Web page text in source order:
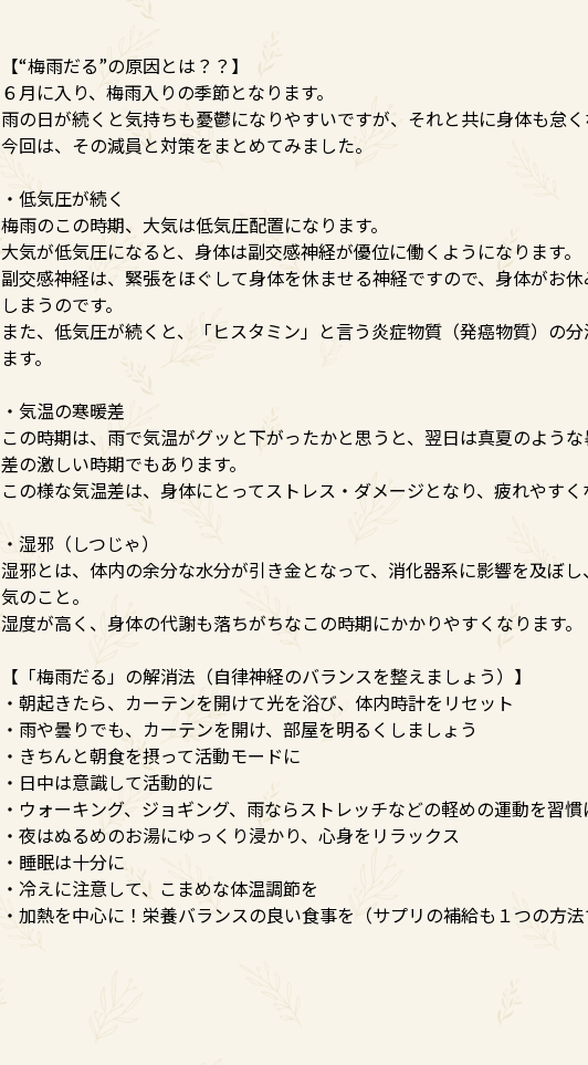
【“梅雨だる”の原因とは？？】
６月に入り、梅雨入りの季節となります。
雨の日が続くと気持ちも憂鬱になりやすいですが、それと共に身体も怠く
今回は、その減員と対策をまとめてみました。
・低気圧が続く
梅雨のこの時期、大気は低気圧配置になります。
大気が低気圧になると、身体は副交感神経が優位に働くようになります。
副交感神経は、緊張をほぐして身体を休ませる神経ですので、身体がお
しまうのです。
また、低気圧が続くと、「ヒスタミン」と言う炎症物質（発癌物質）の
ます。
・気温の寒暖差
この時期は、雨で気温がグッと下がったかと思うと、翌日は真夏のよう
差の激しい時期でもあります。
この様な気温差は、身体にとってストレス・ダメージとなり、疲れやすく
・湿邪（しつじゃ）
湿邪とは、体内の余分な水分が引き金となって、消化器系に影響を及ぼ
気のこと。
湿度が高く、身体の代謝も落ちがちなこの時期にかかりやすくなります。
【「梅雨だる」の解消法（自律神経のバランスを整えましょう）】
・朝起きたら、カーテンを開けて光を浴び、体内時計をリセット
・雨や曇りでも、カーテンを開け、部屋を明るくしましょう
・きちんと朝食を摂って活動モードに
・日中は意識して活動的に
・ウォーキング、ジョギング、雨ならストレッチなどの軽めの運動を習慣
・夜はぬるめのお湯にゆっくり浸かり、心身をリラックス
・睡眠は十分に
・冷えに注意して、こまめな体温調節を
・加熱を中心に！栄養バランスの良い食事を（サプリの補給も１つの方法